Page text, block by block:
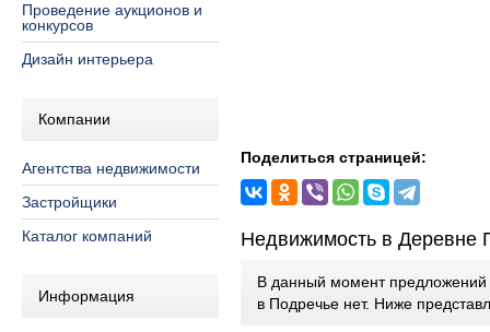
Проведение аукционов и
конкурсов
Дизайн интерьера
Компании
Агентства недвижимости
Застройщики
Каталог компаний
Информация
Поделиться страницей:
Недвижимость в Деревне
В данный момент предложений
в Подречье нет. Ниже